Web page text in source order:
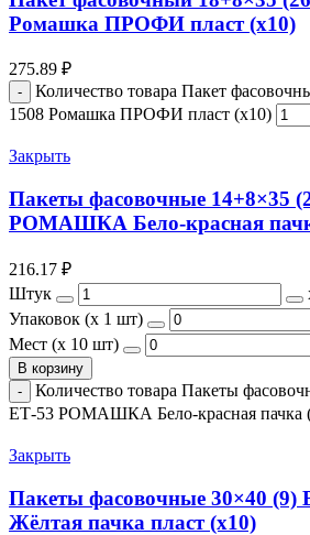
Ромашка ПРОФИ пласт (х10)
275.89 ₽
Количество товара Пакет
1508 Ромашка ПРОФИ пласт (х10)
Закрыть
Пакеты фасовочные 14+8×35
РОМАШКА Бело-красная
216.17 ₽
Штук
Упаковок (x 1 шт)
Мест (x 10 шт)
В корзину
Количество товара Пакеты
ЕТ-53 РОМАШКА Бело-красная пачка
Закрыть
Пакеты фасовочные 30×40
Жёлтая пачка пласт (х10)